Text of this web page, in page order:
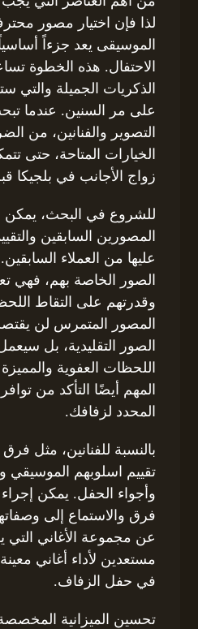
لذا فإن اختيار مصور
الموسيقى يعد جزءاً
الاحتفال. هذه الخطوة
الذكريات الجميلة والتي
على مر السنين. عندما
التصوير والفنانين، من
الخيارات المتاحة، حتى
زواج الأجانب في بلجيكا
للشروع في البحث، يمكن
المصورين السابقين
عليها من العملاء
الصور الخاصة بهم، فهي
وقدرتهم على التقاط
المصور المتمرس لن
الصور التقليدية، بل
اللحظات العفوية
المهم أيضًا التأكد من
المحدد لزفافك.
بالنسبة للفنانين، مثل
تقييم اسلوبهم الموسيقي
وأجواء الحفل. يمكن
فرق والاستماع إلى
عن مجموعة الأغاني التي
مستعدين لأداء أغاني
في حفل الزفاف.
تحسين الميزانية